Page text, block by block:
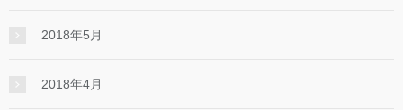
2018年5月
2018年4月